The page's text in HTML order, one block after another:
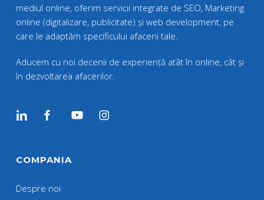
mediul online, oferim servicii integrate de SEO, Marketing
online (digitalizare, publicitate) și web development, pe
care le adaptăm specificului afacerii tale.
Aducem cu noi decenii de experiență atât în online, cât și
în dezvoltarea afacerilor.
COMPANIA
Despre noi